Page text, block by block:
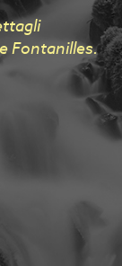
Fontanilles.